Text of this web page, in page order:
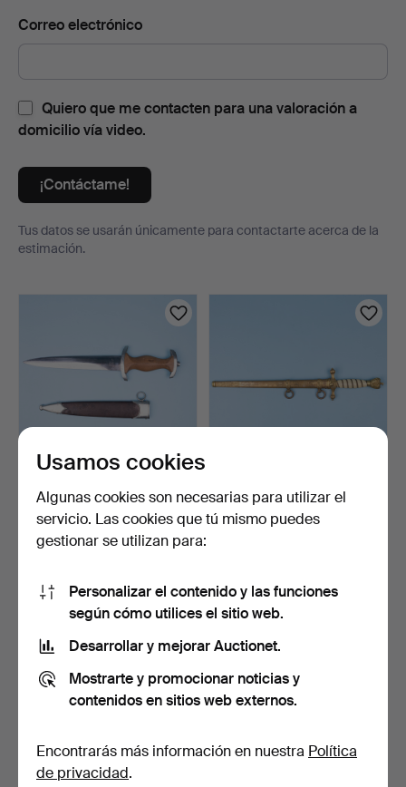
Correo electrónico
Quiero que me contacten para una valoración a
domicilio vía video.
¡Contáctame!
Tus datos se usarán únicamente para contactarte acerca de la
estimación.
DAGA, m/1933 para SA,
Aug. Merten, Solinge…
7 días
6 pujas
DAGA, m/1938 para la
marina, F.W HÖLLER, A…
7 días
Usamos cookies
Algunas cookies son necesarias para utilizar el
servicio. Las cookies que tú mismo puedes
gestionar se utilizan para:
Personalizar el contenido y las funciones
según cómo utilices el sitio web.
Desarrollar y mejorar Auctionet.
Mostrarte y promocionar noticias y
contenidos en sitios web externos.
Encontrarás más información en nuestra Política
de privacidad.